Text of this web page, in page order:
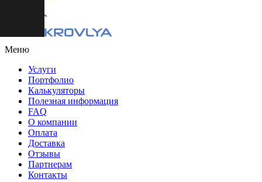
Меню
Услуги
Портфолио
Калькуляторы
Полезная информация
FAQ
О компании
Оплата
Доставка
Отзывы
Партнерам
Контакты